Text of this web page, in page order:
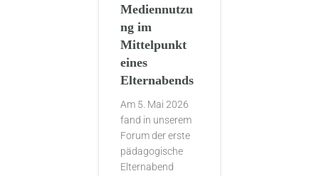
Mediennutzu
ng im
Mittelpunkt
eines
Elternabends
Am 5. Mai 2026
fand in unserem
Forum der erste
pädagogische
Elternabend